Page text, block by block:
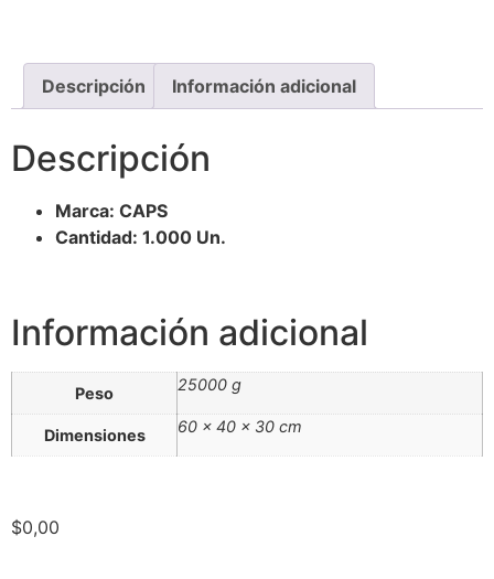
Descripción Información adicional
Descripción
Marca: CAPS
Cantidad: 1.000 Un.
Información adicional
Peso 25000 g
Dimensiones 60 × 40 × 30 cm
$0,00